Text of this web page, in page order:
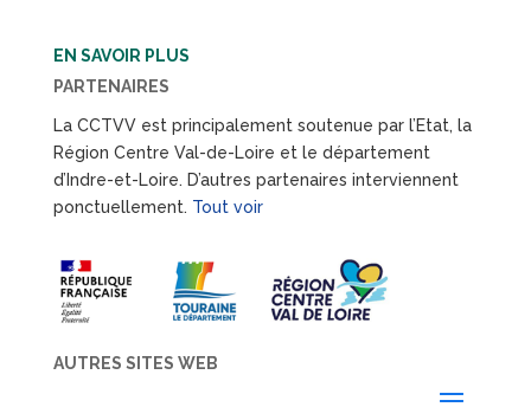
EN SAVOIR PLUS
PARTENAIRES
La CCTVV est principalement soutenue par l’Etat, la
Région Centre Val-de-Loire et le département
d’Indre-et-Loire. D’autres partenaires interviennent
ponctuellement. Tout voir
AUTRES SITES WEB